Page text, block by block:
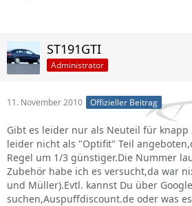
ST191GTI
Administrator
11. November 2010 Offizieller Beitrag
Gibt es leider nur als Neuteil für knapp
leider nicht als "Optifit" Teil
Regel um 1/3 günstiger.Die Nummer
Zubehör habe ich es versucht,da war
und Müller).Evtl. kannst Du über Google
suchen,Auspuffdiscount.de oder was